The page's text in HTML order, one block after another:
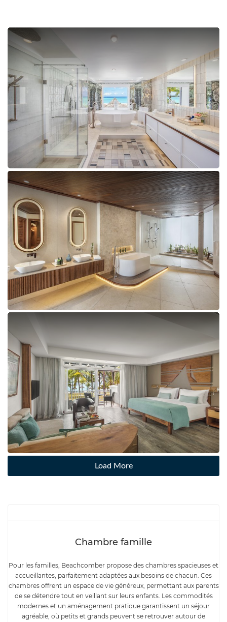
Load More
Chambre famille
Pour les familles, Beachcomber propose des chambres spacieuses et
accueillantes, parfaitement adaptées aux besoins de chacun. Ces
chambres offrent un espace de vie généreux, permettant aux parents
de se détendre tout en veillant sur leurs enfants. Les commodités
modernes et un aménagement pratique garantissent un séjour
agréable, où petits et grands peuvent se retrouver autour de